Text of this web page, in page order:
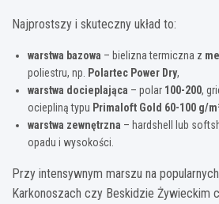
Najprostszy i skuteczny układ to:
warstwa bazowa – bielizna termiczna z
poliestru, np.
Polartec Power Dry,
warstwa docieplająca – polar 100-200,
ociepliną typu Primaloft Gold 60-100 g/
warstwa zewnętrzna – hardshell lub
opadu i wysokości.
Przy intensywnym marszu na
Karkonoszach czy Beskidzie Żywieckim